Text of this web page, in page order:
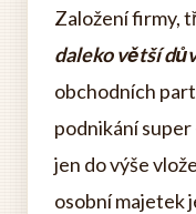
Založení firmy,
daleko větší
obchodních
podnikání
jen do výše
osobní majetek